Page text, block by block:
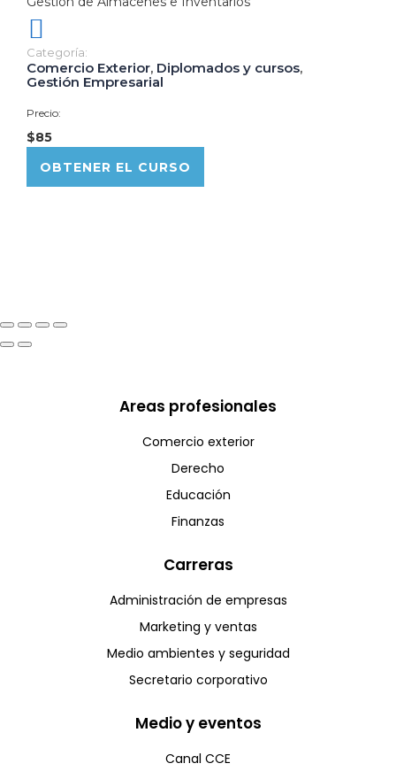
Categoría:
Comercio Exterior, Diplomados y cursos,
Gestión Empresarial
Precio:
$85
OBTENER EL CURSO
Areas profesionales
Comercio exterior
Derecho
Educación
Finanzas
Carreras
Administración de empresas
Marketing y ventas
Medio ambientes y seguridad
Secretario corporativo
Medio y eventos
Canal CCE